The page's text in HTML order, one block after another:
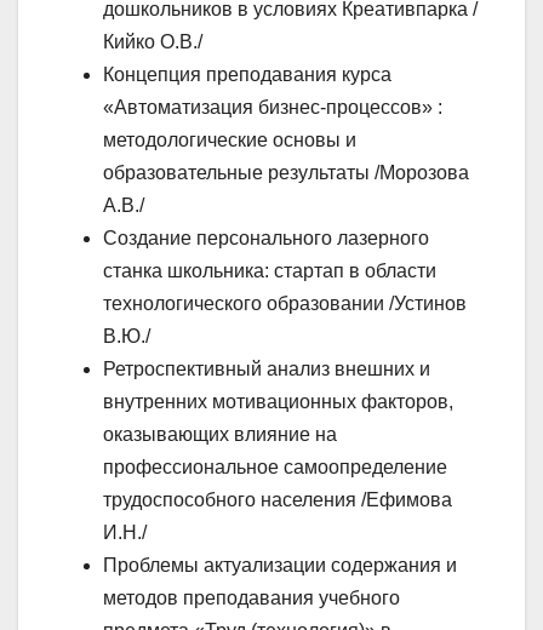
дошкольников в условиях Креативпарка /
Кийко О.В./
Концепция преподавания курса
«Автоматизация бизнес-процессов» :
методологические основы и
образовательные результаты /Морозова
А.В./
Создание персонального лазерного
станка школьника: стартап в области
технологического образовании /Устинов
В.Ю./
Ретроспективный анализ внешних и
внутренних мотивационных факторов,
оказывающих влияние на
профессиональное самоопределение
трудоспособного населения /Ефимова
И.Н./
Проблемы актуализации содержания и
методов преподавания учебного